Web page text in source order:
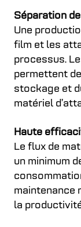
Séparation
Une
film et les
processus.
permettent
stockage et
matériel
Haute
Le flux de
un minimum
maintenance
la